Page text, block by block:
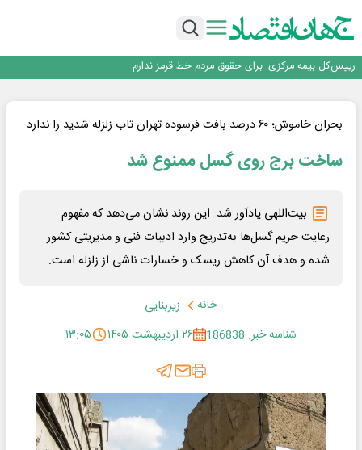
عبور فکور صنعت از مرز ۵۳ همت درآمد
نرخ سود بانکی؛ تیغ دو لبه برای تولید و بازار سرمایه
ثبت بالاترین رکورد تاریخی در بازار سهام؛ ارزش معاملات خرد به ۶۶ همت رسید
عبور فکور صنعت از مرز ۵۳ همت درآمد
بحران خاموش؛ ۶۰ درصد بافت فرسوده تهران تاب زلزله شدید را ندارد
ساخت برج روی گسل ممنوع شد
بیت‌اللهی یادآور شد: این روند نشان می‌دهد که مفهوم
رعایت حریم گسل‌ها به‌تدریج وارد ادبیات فنی و مدیریتی کشور
شده و هدف آن کاهش ریسک و خسارات ناشی از زلزله است.
خانه
زیربنایی
شناسه خبر: 186838
۲۶ اردیبهشت ۱۴۰۵ ۱۳:۰۵